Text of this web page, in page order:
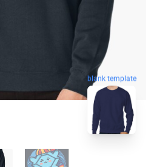
blank template